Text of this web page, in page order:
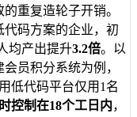
重复造轮子开销。
码方案的企业，初
均产出提升3.2倍。以
员积分系统为例，
低代码平台仅用1名
控制在18个工日内，